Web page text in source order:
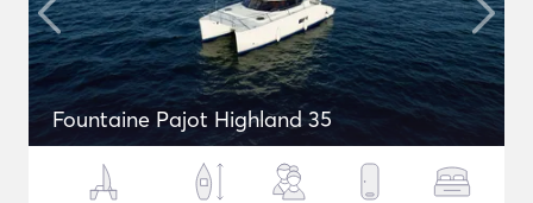
Fountaine Pajot Highland 35